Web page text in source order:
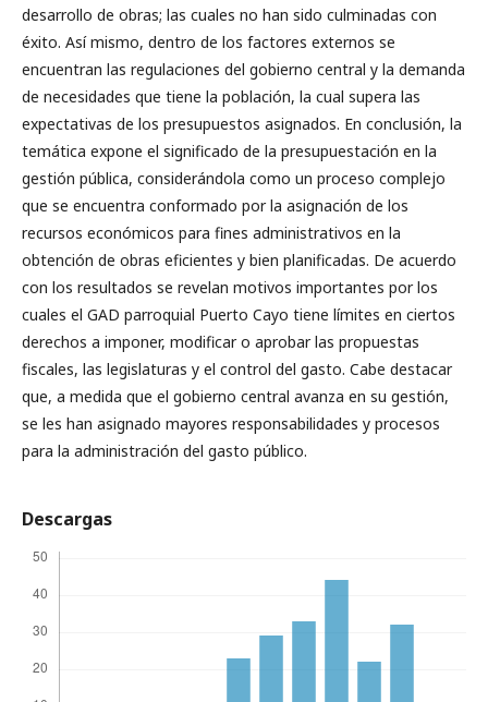
desarrollo de obras; las cuales no han sido culminadas con
éxito. Así mismo, dentro de los factores externos se
encuentran las regulaciones del gobierno central y la demanda
de necesidades que tiene la población, la cual supera las
expectativas de los presupuestos asignados. En conclusión, la
temática expone el significado de la presupuestación en la
gestión pública, considerándola como un proceso complejo
que se encuentra conformado por la asignación de los
recursos económicos para fines administrativos en la
obtención de obras eficientes y bien planificadas. De acuerdo
con los resultados se revelan motivos importantes por los
cuales el GAD parroquial Puerto Cayo tiene límites en ciertos
derechos a imponer, modificar o aprobar las propuestas
fiscales, las legislaturas y el control del gasto. Cabe destacar
que, a medida que el gobierno central avanza en su gestión,
se les han asignado mayores responsabilidades y procesos
para la administración del gasto público.
Descargas